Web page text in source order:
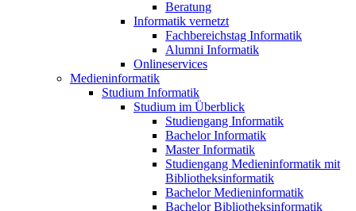
Beratung
Informatik vernetzt
Fachbereichstag Informatik
Alumni Informatik
Onlineservices
Medieninformatik
Studium Informatik
Studium im Überblick
Studiengang Informatik
Bachelor Informatik
Master Informatik
Studiengang Medieninformatik mit
Bibliotheksinformatik
Bachelor Medieninformatik
Bachelor Bibliotheksinformatik